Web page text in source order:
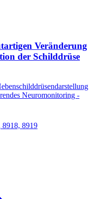
Veränderung
der Schilddrüse
Neuromonitoring -
8918, 8919